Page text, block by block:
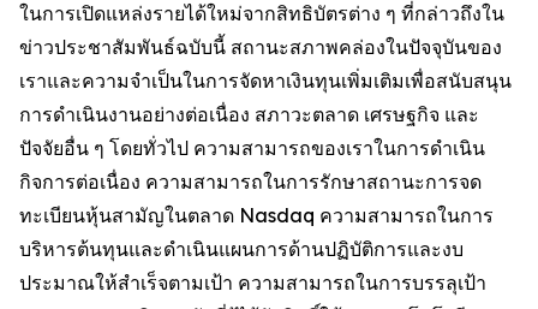
ในการเปิดแหล่งรายได้ใหม่จากสิทธิบัตรต่าง ๆ ที่กล่าวถึงใน
ข่าวประชาสัมพันธ์ฉบับนี้ สถานะสภาพคล่องในปัจจุบันของ
เราและความจำเป็นในการจัดหาเงินทุนเพิ่มเติมเพื่อสนับสนุน
การดำเนินงานอย่างต่อเนื่อง สภาวะตลาด เศรษฐกิจ และ
ปัจจัยอื่น ๆ โดยทั่วไป ความสามารถของเราในการดำเนิน
กิจการต่อเนื่อง ความสามารถในการรักษาสถานะการจด
ทะเบียนหุ้นสามัญในตลาด Nasdaq ความสามารถในการ
บริหารต้นทุนและดำเนินแผนการด้านปฏิบัติการและงบ
ประมาณให้สำเร็จตามเป้า ความสามารถในการบรรลุเป้า